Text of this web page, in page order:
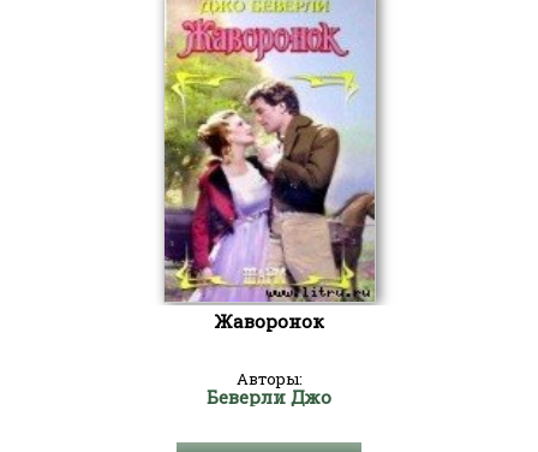
Жаворонок
Авторы:
Беверли Джо